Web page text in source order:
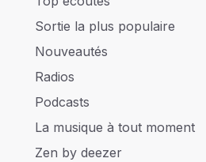
Sortie la plus populaire
Nouveautés
Radios
Podcasts
La musique à tout moment
Zen by deezer